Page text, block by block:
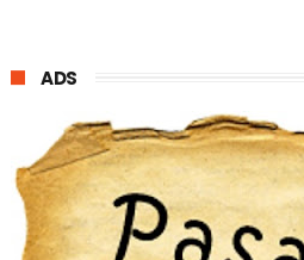
ADS